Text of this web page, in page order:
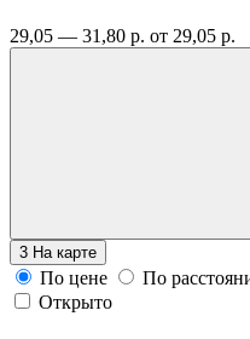
29,05 — 31,80 р. от 29,05 р.
3 На карте
По цене
По
Открыто